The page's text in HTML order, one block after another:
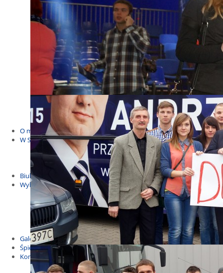
Sejmowe
Budżet Obywatelski 2021
Dla dzieci i młodzieży
Msze, marsze i wiece
KOLONIE 2022
Wybory samorządowe 2018
Dożynki 2014
EUROWYBORY 2019
Debaty i spotkania 2016
Debaty i spotkania 2019
wybory
Kolonie Stegna 2020
Spotkanie w Bronowie
WYJAZDY
O mnie
W Sejmie
Patroni Roku 2016
Św. Jan Paweł II Patronem Roku 2015
10.04.2014 - Czwarta Roczniica Katastrofy Smoleńskiej
Biuletyny
Wybory
Wybory samorządowe
Wybory parlamentarne
Wybory do Parlamentu Europejskiego
Wybory prezydenckie 2020
Wybory 2014
Galeria
Śpiewnik
Kontakt